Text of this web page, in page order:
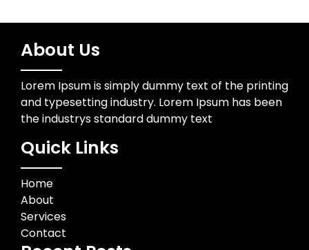
About Us
Lorem Ipsum is simply dummy text of the printing
and typesetting industry. Lorem Ipsum has been
the industrys standard dummy text
Quick Links
Home
About
Services
Contact